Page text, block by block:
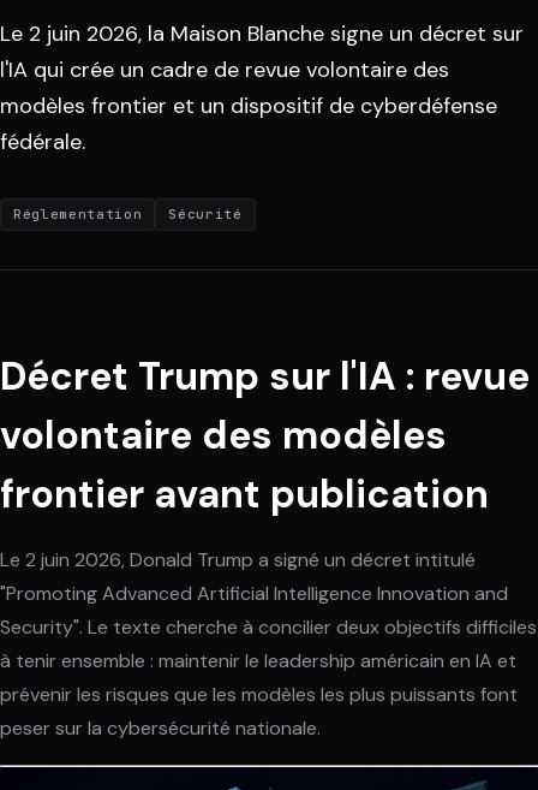
Le 2 juin 2026, la Maison Blanche signe un décret sur
l'IA qui crée un cadre de revue volontaire des
modèles frontier et un dispositif de cyberdéfense
fédérale.
Réglementation Sécurité
Décret Trump sur l'IA : revue
volontaire des modèles
frontier avant publication
Le 2 juin 2026, Donald Trump a signé un décret intitulé
"Promoting Advanced Artificial Intelligence Innovation and
Security". Le texte cherche à concilier deux objectifs difficiles
à tenir ensemble : maintenir le leadership américain en IA et
prévenir les risques que les modèles les plus puissants font
peser sur la cybersécurité nationale.